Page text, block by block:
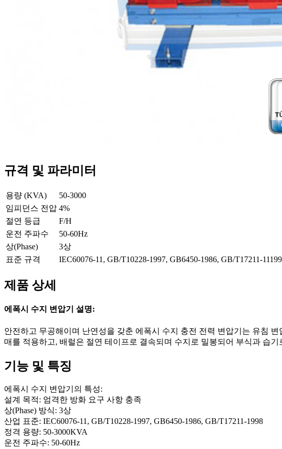
규격 및 파라미터
용량 (KVA)
50-3000
임피던스 전압 4%
절연 등급
F/H
운전 주파수
50-60Hz
상(Phase)
3상
표준 규격
IEC60076-11, GB/T10228-1997, GB6450-1986, GB/T17211-
제품 상세
에폭시 수지 변압기 설명:
안전하고 무공해이며 난연성을 갖춘 에폭시 수지 충전 전력 변압기는 유침
매를 적용하고, 배럴은 절연 테이프로 결속되며 수지로 밀봉되어 부식과 습
기능 및 특징
에폭시 수지 변압기의 특성:
설계 목적: 엄격한 방화 요구 사항 충족
상(Phase) 방식: 3상
산업 표준: IEC60076-11, GB/T10228-1997, GB6450-1986, GB/T17211-1998
정격 용량: 50-3000KVA
운전 주파수: 50-60Hz